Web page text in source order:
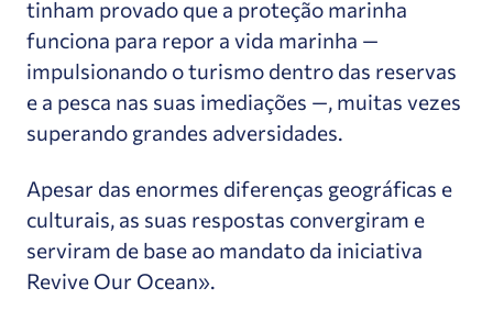
tinham provado que a proteção marinha
funciona para repor a vida marinha —
impulsionando o turismo dentro das reservas
e a pesca nas suas imediações —, muitas vezes
superando grandes adversidades.
Apesar das enormes diferenças geográficas e
culturais, as suas respostas convergiram e
serviram de base ao mandato da iniciativa
Revive Our Ocean».